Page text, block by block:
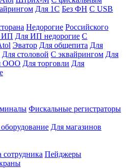
Для 1С Без ФН С USB
Недорогие Российского
ИП Для ИП недорогие С
Эватор Для общепита Для
Для столовой С эквайрингом Для
ООО Для торговли Для
Фискальные регистраторы
Для магазинов
Пейджеры